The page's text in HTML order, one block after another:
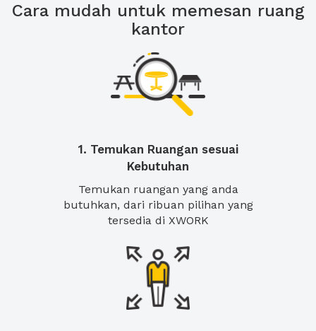
Cara mudah untuk memesan ruang
kantor
1. Temukan Ruangan sesuai
Kebutuhan
Temukan ruangan yang anda
butuhkan, dari ribuan pilihan yang
tersedia di XWORK